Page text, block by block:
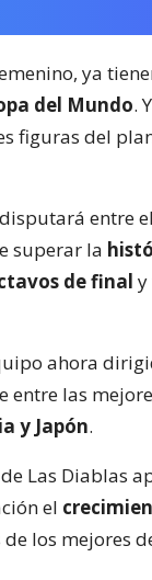
ya
del Mundo.
figuras del
entre
superar la
de final y
ahora
las
y Japón.
Las Diablas
el
los mejores